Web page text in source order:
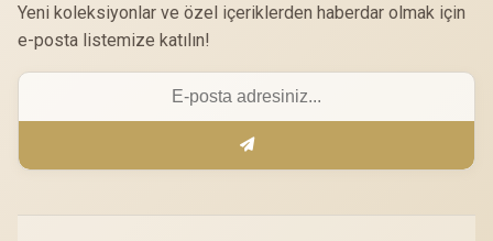
Yeni koleksiyonlar ve özel içeriklerden haberdar olmak için
e-posta listemize katılın!